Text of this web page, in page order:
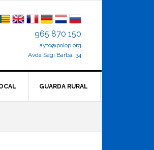
965 870 150
ayto@polop.org
Avda Sagi Barba, 34
GUARDA RURAL